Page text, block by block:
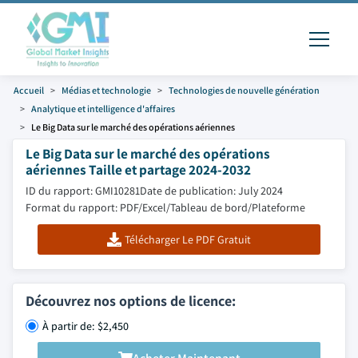
Accueil Médias et technologie
Technologies de nouvelle génération
Analytique et intelligence d'affaires
Le Big Data sur le marché des opérations aériennes
Le Big Data sur le marché des opérations
aériennes Taille et partage 2024-2032
ID du rapport: GMI10281Date de publication: July 2024
Format du rapport: PDF/Excel/Tableau de bord/Plateforme
Télécharger Le PDF Gratuit
Découvrez nos options de licence:
À partir de: $2,450